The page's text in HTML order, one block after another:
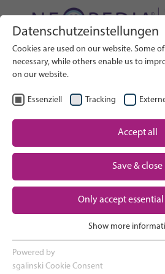
FR Sélectionner
Soins néonatals : Vue
La grossesse et
Expérience en service de
néonatalogie
Rentrer à la maison et voir
nouveau-né grandir
Rechercher sur le
Datenschutzeinstellungen
Cookies are used on our website. Some
necessary, while others enable us to
on our website.
Essenziell Tracking
Accept all
Save & close
Only accept
Essenzielle Cookies werden für
Webseite benötigt. Dadurch ist
Show more
Powered by
sgalinski Cookie Consent